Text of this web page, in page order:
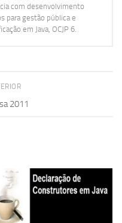
com desenvolvimento
para gestão pública e
em Java, OCJP 6.
2011